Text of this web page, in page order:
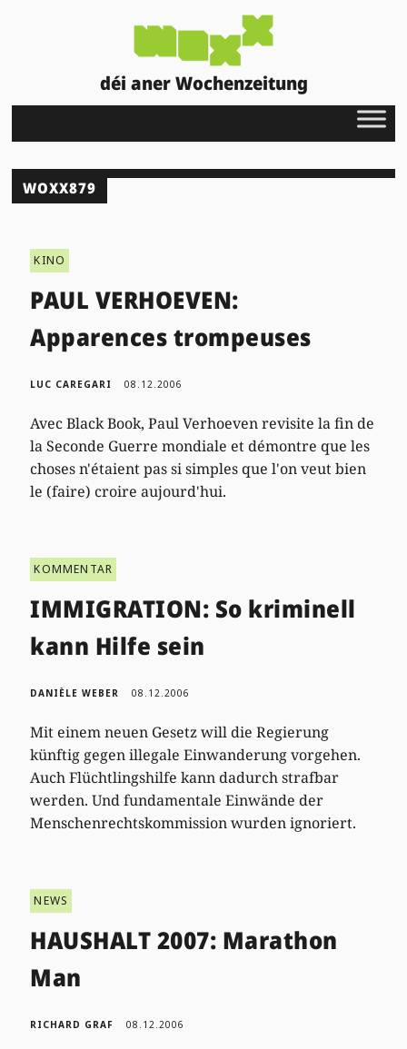
déi aner Wochenzeitung
WOXX879
KINO
PAUL VERHOEVEN:
Apparences trompeuses
LUC CAREGARI 08.12.2006
Avec Black Book, Paul Verhoeven revisite la fin de
la Seconde Guerre mondiale et démontre que les
choses n'étaient pas si simples que l'on veut bien
le (faire) croire aujourd'hui.
KOMMENTAR
IMMIGRATION: So kriminell
kann Hilfe sein
DANIÈLE WEBER 08.12.2006
Mit einem neuen Gesetz will die Regierung
künftig gegen illegale Einwanderung vorgehen.
Auch Flüchtlingshilfe kann dadurch strafbar
werden. Und fundamentale Einwände der
Menschenrechtskommission wurden ignoriert.
NEWS
HAUSHALT 2007: Marathon
Man
RICHARD GRAF 08.12.2006